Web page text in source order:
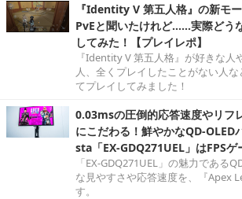
『Identity V 第五人格』の新モ
PvEと聞いたけれど……実際どう
してみた！【プレイレポ】
『Identity V 第五人格』が好きな人
人、全くプレイしたことがない人
てプレイしてみました！
0.03msの圧倒的応答速度やリフ
にこだわる！鮮やかなQD-OLED
sta「EX-GDQ271UEL」はFPS
「EX-GDQ271UEL」の魅力である
な見やすさや応答速度を、『Apex
す。